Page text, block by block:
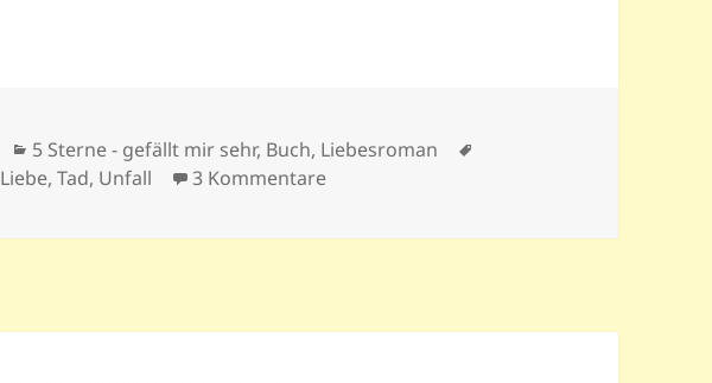
Kategorien
5 Sterne - gefällt mir sehr, Buch, Liebesroman
Liebe,Tad, Unfall 3 Kommentarezu Die sieben Tode des Max Leif: Ein